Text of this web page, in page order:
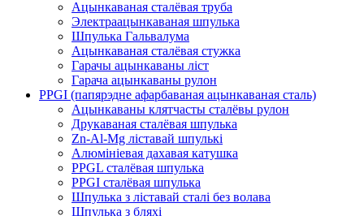
Ацынкаваная сталёвая труба
Электраацынкаваная шпулька
Шпулька Гальвалума
Ацынкаваная сталёвая стужка
Гарачы ацынкаваны ліст
Гарача ацынкаваны рулон
PPGI (папярэдне афарбаваная ацынкаваная сталь)
Ацынкаваны клятчасты сталёвы рулон
Друкаваная сталёвая шпулька
Zn-Al-Mg ліставай шпулькі
Алюмініевая дахавая катушка
PPGL сталёвая шпулька
PPGI сталёвая шпулька
Шпулька з ліставай сталі без волава
Шпулька з бляхі